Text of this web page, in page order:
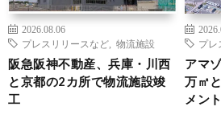
2026.08.06
プレスリリースなど
物流施設
阪急阪神不動産、兵庫・川西
と京都の2カ所で物流施設竣
工
プレ
アマ
万㎡
メン